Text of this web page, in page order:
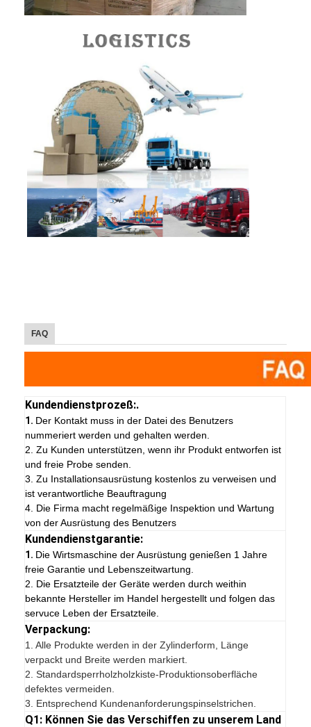
FAQ
Kundendienstprozeß:.
1. Der Kontakt muss in der Datei des Benutzers
nummeriert werden und gehalten werden.
2. Zu Kunden unterstützen, wenn ihr Produkt entworfen ist
und freie Probe senden.
3. Zu Installationsausrüstung kostenlos zu verweisen und
ist verantwortliche Beauftragung
4. Die Firma macht regelmäßige Inspektion und Wartung
von der Ausrüstung des Benutzers
Kundendienstgarantie:
1. Die Wirtsmaschine der Ausrüstung genießen 1 Jahre
freie Garantie und Lebenszeitwartung.
2. Die Ersatzteile der Geräte werden durch weithin
bekannte Hersteller im Handel hergestellt und folgen das
servuce Leben der Ersatzteile.
Verpackung:
1.Alle Produkte werden in der Zylinderform, Länge
verpackt und Breite werden markiert.
2. Standardsperrholzholzkiste-Produktionsoberfläche
defektes vermeiden.
3. Entsprechend Kundenanforderungspinselstrichen.
Q1: Können Sie das Verschiffen zu unserem Land